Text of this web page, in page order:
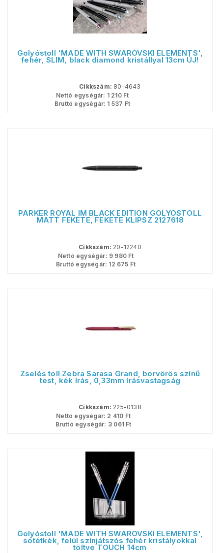
Golyóstoll 'MADE WITH SWAROVSKI ELEMENTS',
fehér, SLIM, black diamond kristállyal 13cm ÚJ!
Cikkszám: 80-4643
Nettó egységár: 1 210Ft
Bruttó egységár: 1 537 Ft
PARKER ROYAL IM BLACK EDITION GOLYÓSTOLL
MATT FEKETE, FEKETE KLIPSZ 2127618
Cikkszám: 20-12240
Nettó egységár: 9 980Ft
Bruttó egységár: 12 675 Ft
Zselés toll Zebra Sarasa Grand, borvörös színű
test, kék írás, 0,33mm írásvastagság
Cikkszám: 225-0138
Nettó egységár: 2 410 Ft
Bruttó egységár: 3 061Ft
Golyóstoll 'MADE WITH SWAROVSKI ELEMENTS',
sötétkék, felül színjátszós fehér kristályokkal
töltve TOUCH 14cm